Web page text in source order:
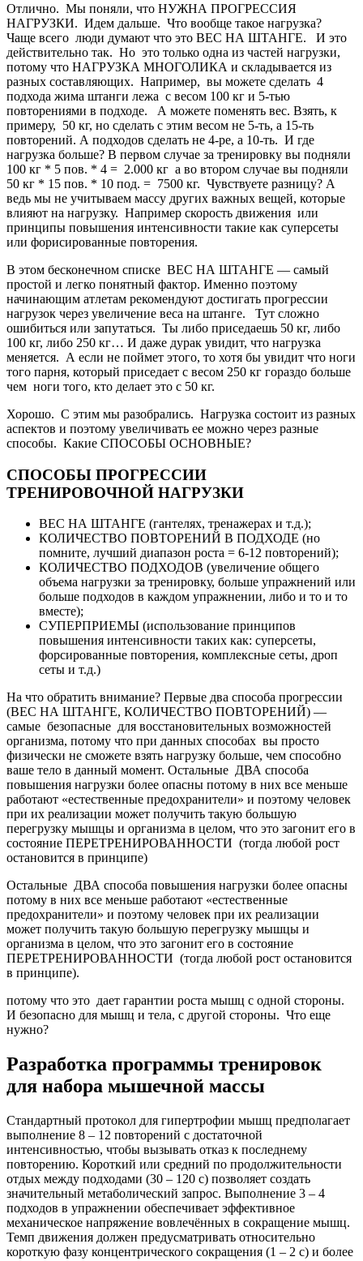
Отлично. Мы поняли, что НУЖНА ПРОГРЕССИЯ
НАГРУЗКИ. Идем дальше. Что вообще такое нагрузка?
Чаще всего люди думают что это ВЕС НА ШТАНГЕ. И это
действительно так. Но это только одна из частей нагрузки,
потому что НАГРУЗКА МНОГОЛИКА и складывается из
разных составляющих. Например, вы можете сделать 4
подхода жима штанги лежа с весом 100 кг и 5-тью
повторениями в подходе. А можете поменять вес. Взять, к
примеру, 50 кг, но сделать с этим весом не 5-ть, а 15-ть
повторений. А подходов сделать не 4-ре, а 10-ть. И где
нагрузка больше? В первом случае за тренировку вы подняли
100 кг * 5 пов. * 4 = 2.000 кг а во втором случае вы подняли
50 кг * 15 пов. * 10 под. = 7500 кг. Чувствуете разницу? А
ведь мы не учитываем массу других важных вещей, которые
влияют на нагрузку. Например скорость движения или
принципы повышения интенсивности такие как суперсеты
или форисированные повторения.
В этом бесконечном списке ВЕС НА ШТАНГЕ — самый
простой и легко понятный фактор. Именно поэтому
начинающим атлетам рекомендуют достигать прогрессии
нагрузок через увеличение веса на штанге. Тут сложно
ошибиться или запутаться. Ты либо приседаешь 50 кг, либо
100 кг, либо 250 кг… И даже дурак увидит, что нагрузка
меняется. А если не поймет этого, то хотя бы увидит что ноги
того парня, который приседает с весом 250 кг гораздо больше
чем ноги того, кто делает это с 50 кг.
Хорошо. С этим мы разобрались. Нагрузка состоит из разных
аспектов и поэтому увеличивать ее можно через разные
способы. Какие СПОСОБЫ ОСНОВНЫЕ?
СПОСОБЫ ПРОГРЕССИИ
ТРЕНИРОВОЧНОЙ НАГРУЗКИ
ВЕС НА ШТАНГЕ (гантелях, тренажерах и т.д.);
КОЛИЧЕСТВО ПОВТОРЕНИЙ В ПОДХОДЕ (но
помните, лучший диапазон роста = 6-12 повторений);
КОЛИЧЕСТВО ПОДХОДОВ (увеличение общего
объема нагрузки за тренировку, больше упражнений или
больше подходов в каждом упражнении, либо и то и то
вместе);
СУПЕРПРИЕМЫ (использование принципов
повышения интенсивности таких как: суперсеты,
форсированные повторения, комплексные сеты, дроп
сеты и т.д.)
На что обратить внимание? Первые два способа прогрессии
(ВЕС НА ШТАНГЕ, КОЛИЧЕСТВО ПОВТОРЕНИЙ) —
самые безопасные для восстановительных возможностей
организма, потому что при данных способах вы просто
физически не сможете взять нагрузку больше, чем способно
ваше тело в данный момент. Остальные ДВА способа
повышения нагрузки более опасны потому в них все меньше
работают «естественные предохранители» и поэтому человек
при их реализации может получить такую большую
перегрузку мышцы и организма в целом, что это загонит его в
состояние ПЕРЕТРЕНИРОВАННОСТИ (тогда любой рост
остановится в принципе)
Остальные ДВА способа повышения нагрузки более опасны
потому в них все меньше работают «естественные
предохранители» и поэтому человек при их реализации
может получить такую большую перегрузку мышцы и
организма в целом, что это загонит его в состояние
ПЕРЕТРЕНИРОВАННОСТИ (тогда любой рост остановится
в принципе).
потому что это дает гарантии роста мышц с одной стороны.
И безопасно для мышц и тела, с другой стороны. Что еще
нужно?
Разработка программы тренировок
для набора мышечной массы
Стандартный протокол для гипертрофии мышц предполагает
выполнение 8 – 12 повторений с достаточной
интенсивностью, чтобы вызывать отказ к последнему
повторению. Короткий или средний по продолжительности
отдых между подходами (30 – 120 с) позволяет создать
значительный метаболический запрос. Выполнение 3 – 4
подходов в упражнении обеспечивает эффективное
механическое напряжение вовлечённых в сокращение мышц.
Темп движения должен предусматривать относительно
короткую фазу концентрического сокращения (1 – 2 с) и более